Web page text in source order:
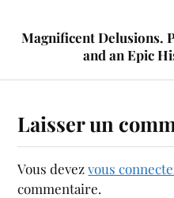
Magnificent Delusions.
and an Epic
Laisser un
Vous devezvous
commentaire.